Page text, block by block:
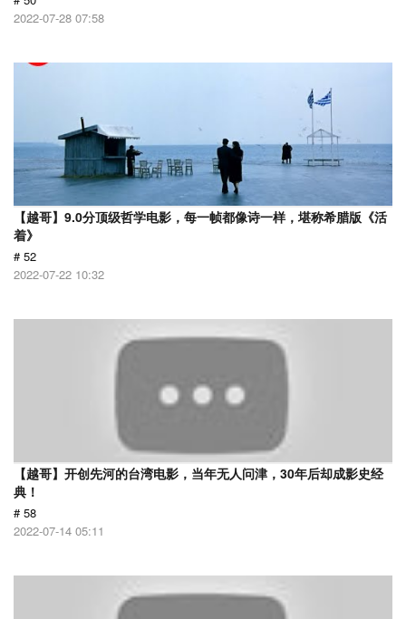
2022-07-28 07:58
【越哥】9.0分顶级哲学电影，每一帧都像诗一样，堪称希腊版《活
着》
# 52
2022-07-22 10:32
【越哥】开创先河的台湾电影，当年无人问津，30年后却成影史经
典！
# 58
2022-07-14 05:11